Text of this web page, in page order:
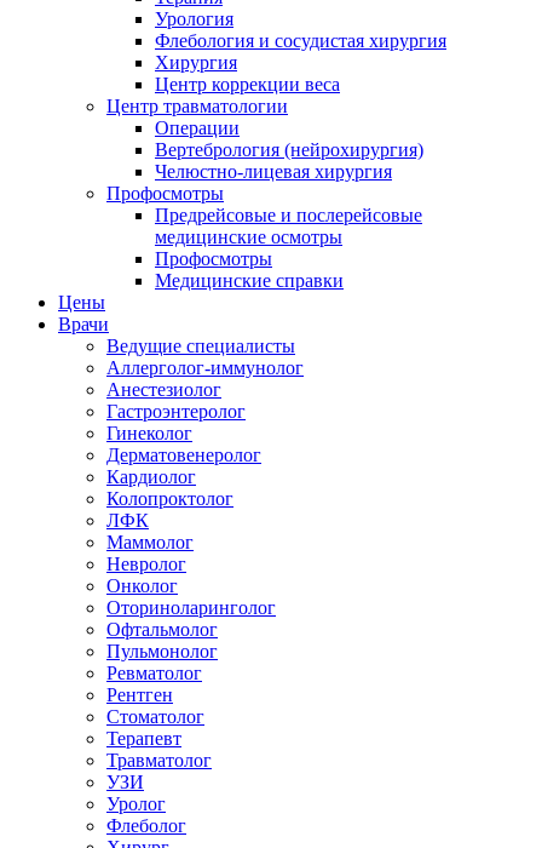
Урология
Флебология и сосудистая хирургия
Хирургия
Центр коррекции веса
Центр травматологии
Операции
Вертебрология (нейрохирургия)
Челюстно-лицевая хирургия
Профосмотры
Предрейсовые и послерейсовые
медицинские осмотры
Профосмотры
Медицинские справки
Цены
Врачи
Ведущие специалисты
Аллерголог-иммунолог
Анестезиолог
Гастроэнтеролог
Гинеколог
Дерматовенеролог
Кардиолог
Колопроктолог
ЛФК
Маммолог
Невролог
Онколог
Оториноларинголог
Офтальмолог
Пульмонолог
Ревматолог
Рентген
Стоматолог
Терапевт
Травматолог
УЗИ
Уролог
Флеболог